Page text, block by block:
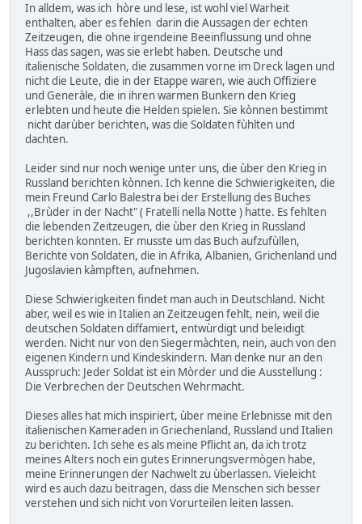
In alldem, was ich hòre und lese, ist wohl viel Warheit
enthalten, aber es fehlen darin die Aussagen der echten
Zeitzeugen, die ohne irgendeine Beeinflussung und ohne
Hass das sagen, was sie erlebt haben. Deutsche und
italienische Soldaten, die zusammen vorne im Dreck lagen und
nicht die Leute, die in der Etappe waren, wie auch Offiziere
und Generàle, die in ihren warmen Bunkern den Krieg
erlebten und heute die Helden spielen. Sie kònnen bestimmt
nicht darùber berichten, was die Soldaten fùhlten und
dachten.
Leider sind nur noch wenige unter uns, die ùber den Krieg in
Russland berichten kònnen. Ich kenne die Schwierigkeiten, die
mein Freund Carlo Balestra bei der Erstellung des Buches
,,Brùder in der Nacht" ( Fratelli nella Notte ) hatte. Es fehlten
die lebenden Zeitzeugen, die ùber den Krieg in Russland
berichten konnten. Er musste um das Buch aufzufùllen,
Berichte von Soldaten, die in Afrika, Albanien, Grichenland und
Jugoslavien kàmpften, aufnehmen.
Diese Schwierigkeiten findet man auch in Deutschland. Nicht
aber, weil es wie in Italien an Zeitzeugen fehlt, nein, weil die
deutschen Soldaten diffamiert, entwùrdigt und beleidigt
werden. Nicht nur von den Siegermàchten, nein, auch von den
eigenen Kindern und Kindeskindern. Man denke nur an den
Ausspruch: Jeder Soldat ist ein Mòrder und die Ausstellung :
Die Verbrechen der Deutschen Wehrmacht.
Dieses alles hat mich inspiriert, ùber meine Erlebnisse mit den
italienischen Kameraden in Griechenland, Russland und Italien
zu berichten. Ich sehe es als meine Pflicht an, da ich trotz
meines Alters noch ein gutes Erinnerungsvermògen habe,
meine Erinnerungen der Nachwelt zu ùberlassen. Vieleicht
wird es auch dazu beitragen, dass die Menschen sich besser
verstehen und sich nicht von Vorurteilen leiten lassen.